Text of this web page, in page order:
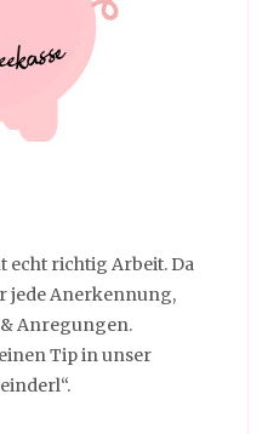
echt richtig Arbeit. Da
jede Anerkennung,
Anregungen.
Tip in unser